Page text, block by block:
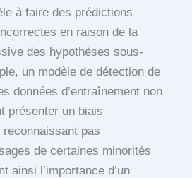
à faire des prédictions
en raison de la
des hypothèses sous-
un modèle de détection de
données d’entraînement non
présenter un biais
pas
de certaines minorités
ainsi l’importance d’un